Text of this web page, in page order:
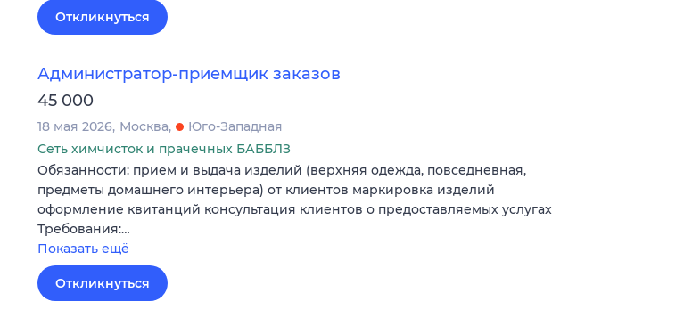
Откликнуться
Администратор-приемщик заказов
45 000
18 мая 2026 Москва
Юго-Западная
Сеть химчисток и прачечных БАББЛЗ
Обязанности: прием и выдача изделий (верхняя одежда, повседневная,
предметы домашнего интерьера) от клиентов маркировка изделий
оформление квитанций консультация клиентов о предоставляемых услугах
Требования:…
Показать ещё
Откликнуться